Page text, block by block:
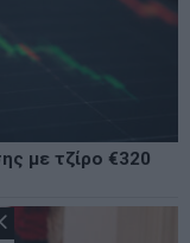
με τζίρο €320